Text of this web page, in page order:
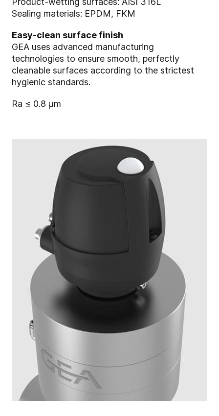
Sealing materials: EPDM, FKM
Easy-clean surface finish
GEA uses advanced manufacturing
technologies to ensure smooth, perfectly
cleanable surfaces according to the strictest
hygienic standards.
Ra ≤ 0.8 μm